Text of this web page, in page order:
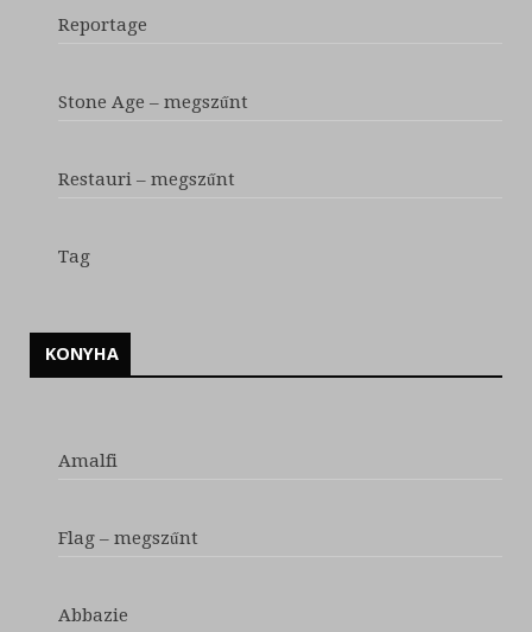
Reportage
Stone Age – megszűnt
Restauri – megszűnt
Tag
KONYHA
Amalfi
Flag – megszűnt
Abbazie